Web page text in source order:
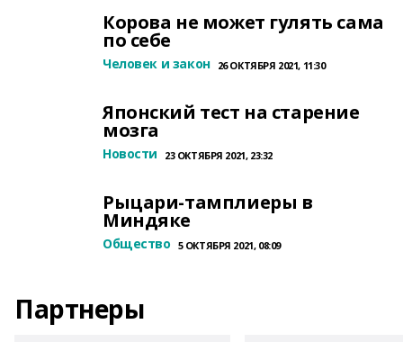
Корова не может гулять сама
по себе
Человек и закон 26 ОКТЯБРЯ 2021, 11:30
Японский тест на старение
мозга
Новости 23 ОКТЯБРЯ 2021, 23:32
Рыцари-тамплиеры в
Миндяке
Общество 5 ОКТЯБРЯ 2021, 08:09
Партнеры